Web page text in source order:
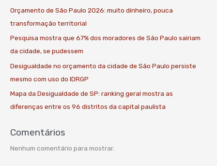
Orçamento de São Paulo 2026: muito dinheiro, pouca
transformação territorial
Pesquisa mostra que 67% dos moradores de São Paulo sairiam
da cidade, se pudessem
Desigualdade no orçamento da cidade de São Paulo persiste
mesmo com uso do IDRGP
Mapa da Desigualdade de SP: ranking geral mostra as
diferenças entre os 96 distritos da capital paulista
Comentários
Nenhum comentário para mostrar.